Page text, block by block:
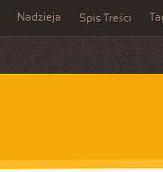
Nadzieja Spis Treści